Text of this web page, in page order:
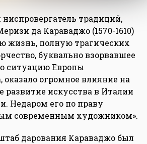
ниспровергатель традиций,
да Караваджо (1570-1610)
жизнь, полную трагических
буквально взорвавшее
ситуацию Европы
оказало огромное влияние на
развитие искусства в Италии
Недаром его по праву
современным художником».
дарования Караваджо был